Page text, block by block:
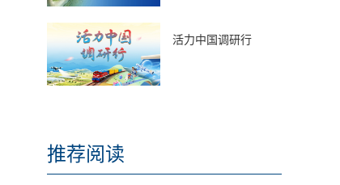
活力中国调研行
推荐阅读